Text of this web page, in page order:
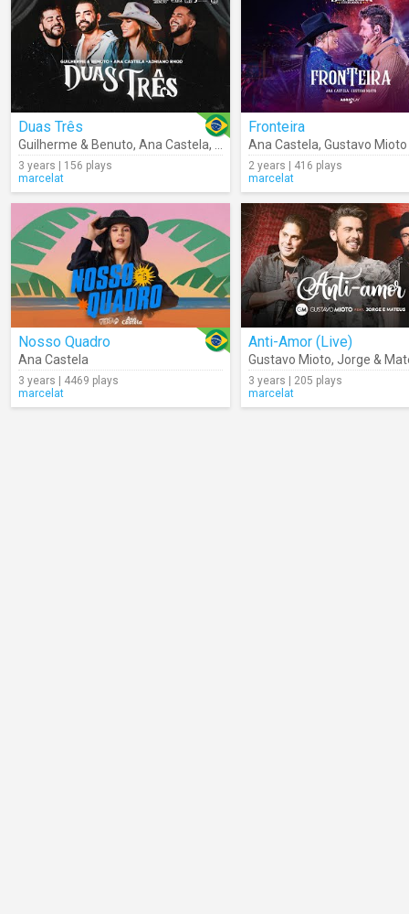
Duas Três
Guilherme & Benuto, Ana Castela, Adriano Rhod
3 years | 156 plays
marcelat
Fronteira
Ana Castela, Gustavo Mioto
2 years | 416 plays
marcelat
Nosso Quadro
Ana Castela
3 years | 4469 plays
marcelat
Anti-Amor (Live)
Gustavo Mioto, Jorge &
3 years | 205 plays
marcelat